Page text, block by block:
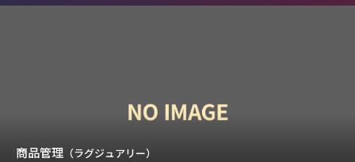
商品管理 （ラグジュアリー）